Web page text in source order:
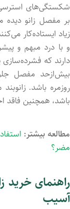
شکستگی‌های استرسی
بر مفصل زانو دیده
زیاد ایستاده‌کار
و با درد مبهم و
دارند که فشرده‌سازی
بیش‌ازحد مفصل
روزمره باشد.
باشد، همچنین فاقد
مطالعه بیشتر:
مضر؟
راهنمای
آسیب